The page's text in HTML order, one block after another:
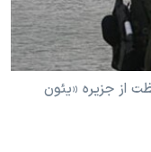
از جزیره «یئون